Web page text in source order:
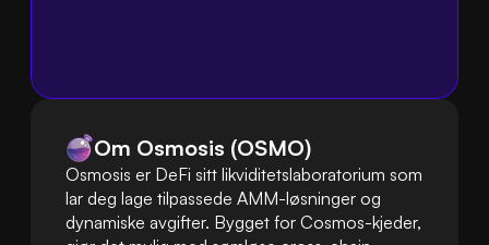
Om Osmosis (OSMO)
Osmosis er DeFi sitt likviditetslaboratorium som
lar deg lage tilpassede AMM-løsninger og
dynamiske avgifter. Bygget for Cosmos-kjeder,